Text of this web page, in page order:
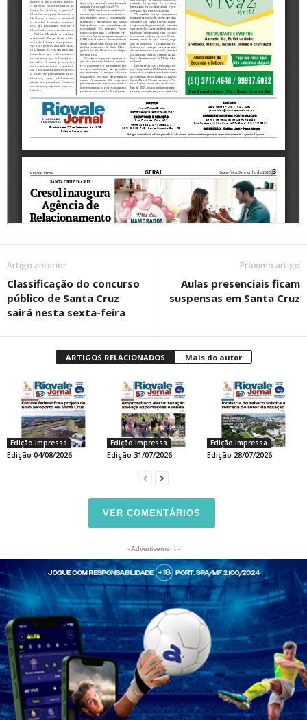
Artigo anterior
Classificação do concurso
público de Santa Cruz
sairá nesta sexta-feira
Próximo artigo
Aulas presenciais ficam
suspensas em Santa Cruz
ARTIGOS RELACIONADOS Mais do autor
Edição Impressa
Edição 04/08/2026
Edição Impressa
Edição 31/07/2026
Edição Impressa
Edição 28/07/2026
VER COMENTÁRIOS
- Advertisement -